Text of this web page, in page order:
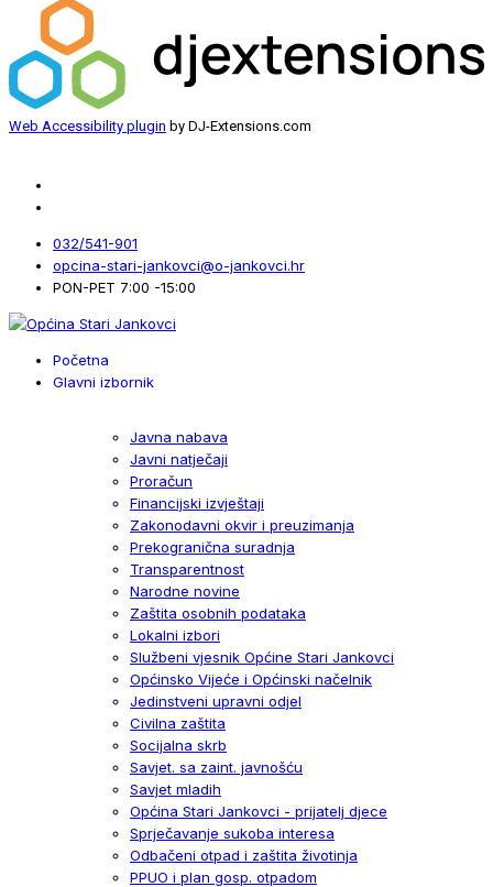
Web Accessibility plugin by DJ-Extensions.com
032/541-901
opcina-stari-jankovci@o-jankovci.hr
PON-PET 7:00 -15:00
Početna
Glavni izbornik
Javna nabava
Javni natječaji
Proračun
Financijski izvještaji
Zakonodavni okvir i preuzimanja
Prekogranična suradnja
Transparentnost
Narodne novine
Zaštita osobnih podataka
Lokalni izbori
Službeni vjesnik Općine Stari Jankovci
Općinsko Vijeće i Općinski načelnik
Jedinstveni upravni odjel
Civilna zaštita
Socijalna skrb
Savjet. sa zaint. javnošću
Savjet mladih
Općina Stari Jankovci - prijatelj djece
Sprječavanje sukoba interesa
Odbačeni otpad i zaštita životinja
PPUO i plan gosp. otpadom